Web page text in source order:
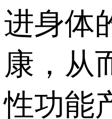
进身体
康，从
性功能